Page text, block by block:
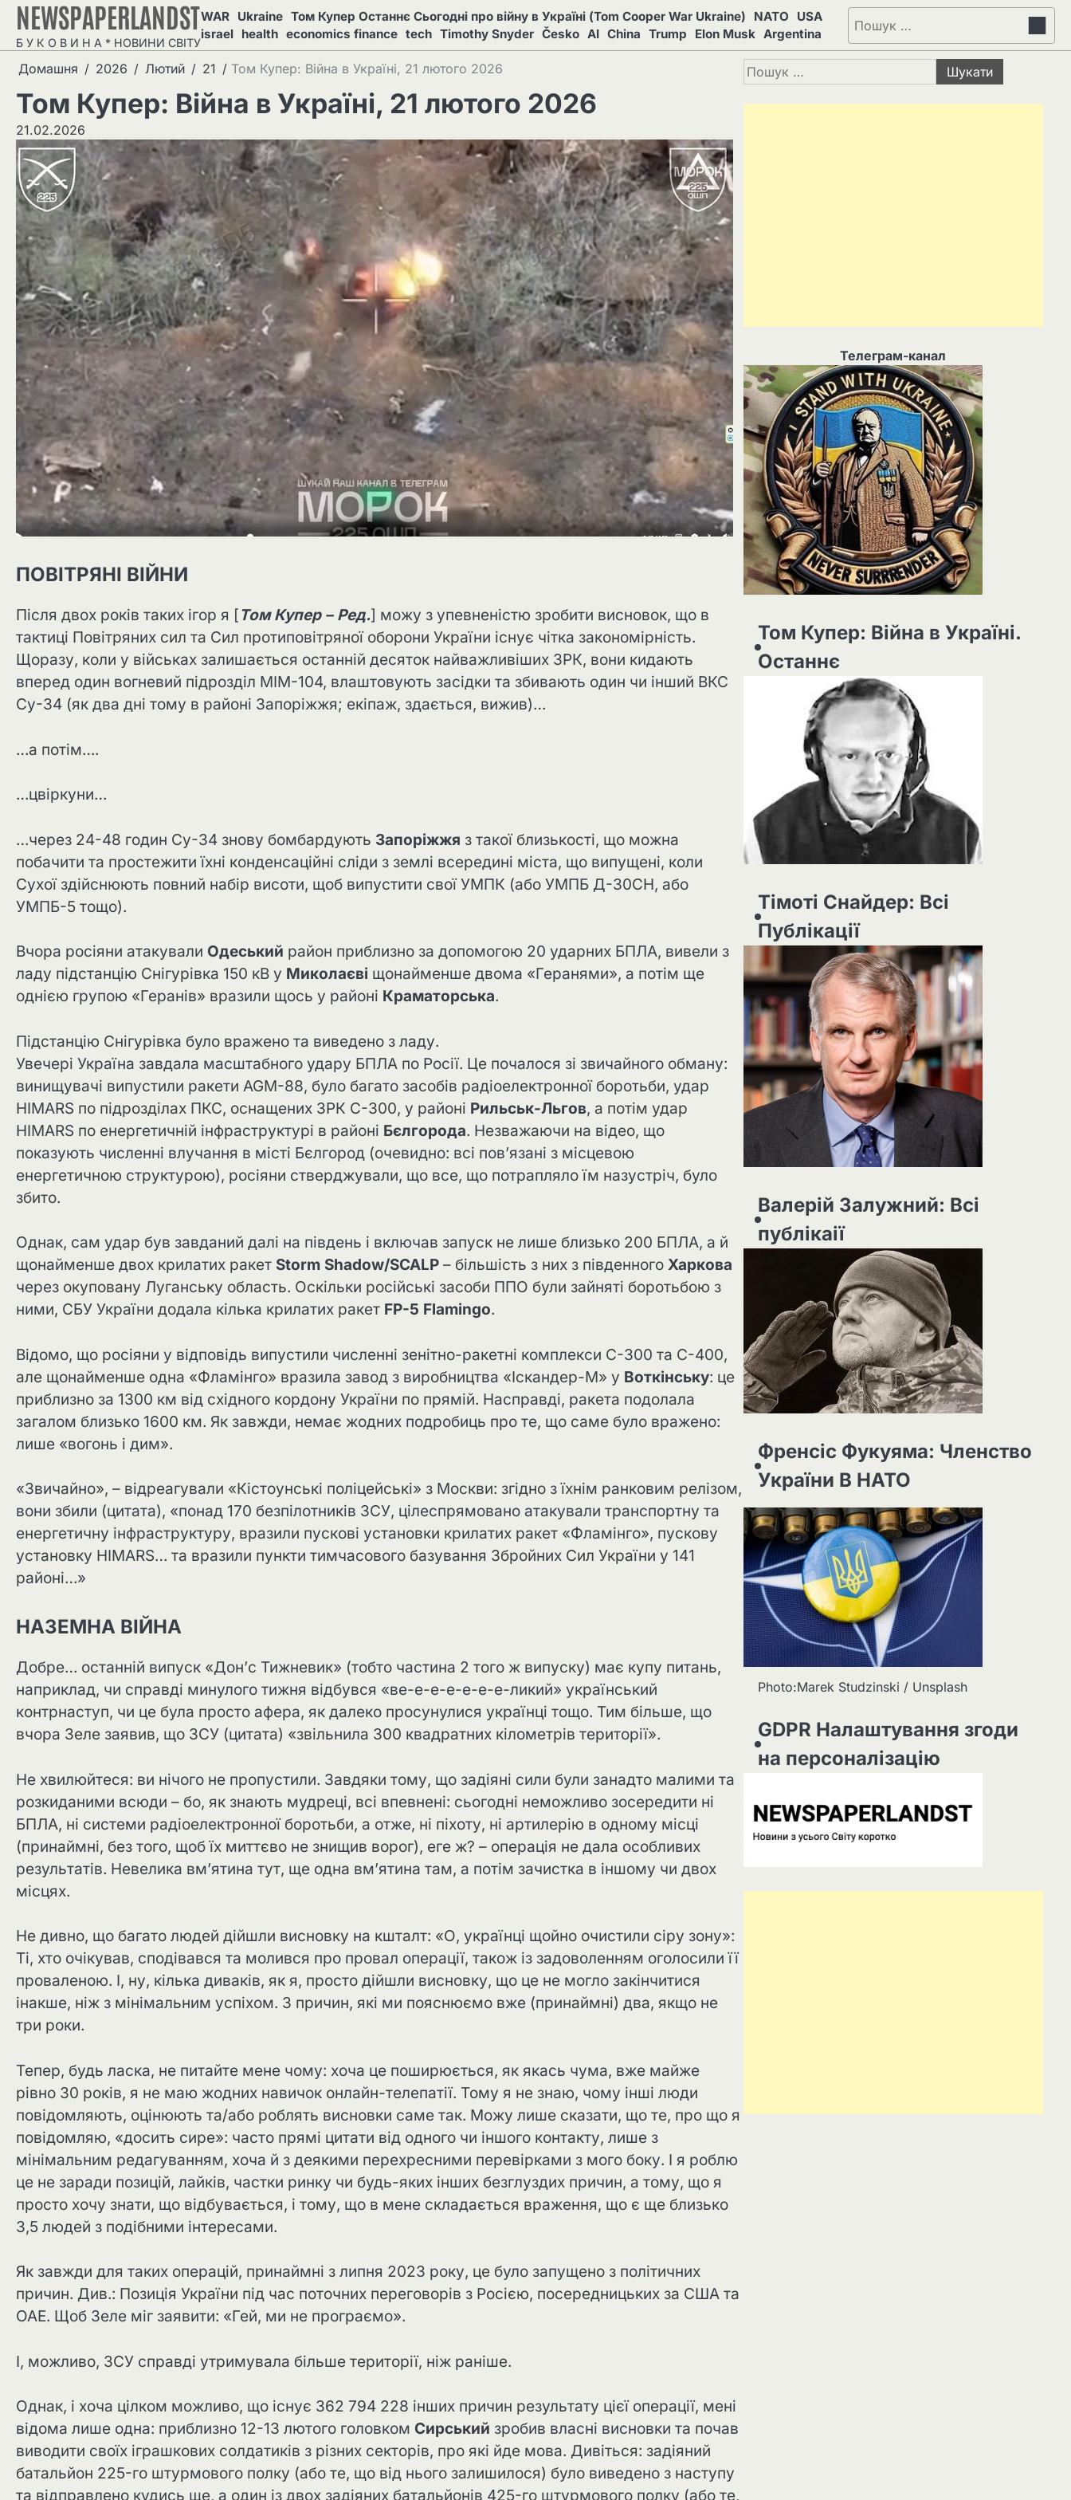
Перейти
вмісту
NEWSPAPERLANDST
Б У К О В И Н А * НОВИНИ СВІТУ
WAR Ukraine Том Купер Останнє Сьогодні про війну в Україні (Tom Cooper War Ukraine) NATO
USA
israel health economics finance tech Timothy Snyder Česko AI China Trump Elon Musk Argentina
Пошук:
Домашня 2026 Лютий 21 Том Купер: Війна в Україні, 21 лютого 2026
Том Купер: Війна в Україні, 21 лютого 2026
21.02.2026
ПОВІТРЯНІ ВІЙНИ
Після двох років таких ігор я [Том Купер – Ред.] можу з упевненістю зробити висновок, що в
тактиці Повітряних сил та Сил протиповітряної оборони України існує чітка закономірність.
Щоразу, коли у військах залишається останній десяток найважливіших ЗРК, вони кидають
вперед один вогневий підрозділ MIM-104, влаштовують засідки та збивають один чи інший ВКС
Су-34 (як два дні тому в районі Запоріжжя; екіпаж, здається, вижив)…
…а потім….
…цвіркуни…
…через 24-48 годин Су-34 знову бомбардують Запоріжжя з такої близькості, що можна
побачити та простежити їхні конденсаційні сліди з землі всередині міста, що випущені, коли
Сухої здійснюють повний набір висоти, щоб випустити свої УМПК (або УМПБ Д-30СН, або
УМПБ-5 тощо).
Вчора росіяни атакували Одеський район приблизно за допомогою 20 ударних БПЛА, вивели з
ладу підстанцію Снігурівка 150 кВ у Миколаєві щонайменше двома «Геранями», а потім ще
однією групою «Геранів» вразили щось у районі Краматорська.
Підстанцію Снігурівка було вражено та виведено з ладу.
Увечері Україна завдала масштабного удару БПЛА по Росії. Це почалося зі звичайного обману:
винищувачі випустили ракети AGM-88, було багато засобів радіоелектронної боротьби, удар
HIMARS по підрозділах ПКС, оснащених ЗРК С-300, у районі Рильськ-Льгов, а потім удар
HIMARS по енергетичній інфраструктурі в районі Бєлгорода. Незважаючи на відео, що
показують численні влучання в місті Бєлгород (очевидно: всі пов’язані з місцевою
енергетичною структурою), росіяни стверджували, що все, що потрапляло їм назустріч, було
збито.
Однак, сам удар був завданий далі на південь і включав запуск не лише близько 200 БПЛА, а й
щонайменше двох крилатих ракет Storm Shadow/SCALP – більшість з них з південного Харкова
через окуповану Луганську область. Оскільки російські засоби ППО були зайняті боротьбою з
ними, СБУ України додала кілька крилатих ракет FP-5 Flamingo.
Відомо, що росіяни у відповідь випустили численні зенітно-ракетні комплекси С-300 та С-400,
але щонайменше одна «Фламінго» вразила завод з виробництва «Іскандер-М» у Воткінську: це
приблизно за 1300 км від східного кордону України по прямій. Насправді, ракета подолала
загалом близько 1600 км. Як завжди, немає жодних подробиць про те, що саме було вражено:
лише «вогонь і дим».
«Звичайно», – відреагували «Кістоунські поліцейські» з Москви: згідно з їхнім ранковим релізом,
вони збили (цитата), «понад 170 безпілотників ЗСУ, цілеспрямовано атакували транспортну та
енергетичну інфраструктуру, вразили пускові установки крилатих ракет «Фламінго», пускову
установку HIMARS… та вразили пункти тимчасового базування Збройних Сил України у 141
районі…»
НАЗЕМНА ВІЙНА
Добре… останній випуск «Дон’с Тижневик» (тобто частина 2 того ж випуску) має купу питань,
наприклад, чи справді минулого тижня відбувся «ве-е-е-е-е-е-е-ликий» український
контрнаступ, чи це була просто афера, як далеко просунулися українці тощо. Тим більше, що
вчора Зеле заявив, що ЗСУ (цитата) «звільнила 300 квадратних кілометрів території».
Не хвилюйтеся: ви нічого не пропустили. Завдяки тому, що задіяні сили були занадто малими та
розкиданими всюди – бо, як знають мудреці, всі впевнені: сьогодні неможливо зосередити ні
БПЛА, ні системи радіоелектронної боротьби, а отже, ні піхоту, ні артилерію в одному місці
(принаймні, без того, щоб їх миттєво не знищив ворог), еге ж? – операція не дала особливих
результатів. Невелика вм’ятина тут, ще одна вм’ятина там, а потім зачистка в іншому чи двох
місцях.
Не дивно, що багато людей дійшли висновку на кшталт: «О, українці щойно очистили сіру зону»:
Ті, хто очікував, сподівався та молився про провал операції, також із задоволенням оголосили її
проваленою. І, ну, кілька диваків, як я, просто дійшли висновку, що це не могло закінчитися
інакше, ніж з мінімальним успіхом. З причин, які ми пояснюємо вже (принаймні) два, якщо не
три роки.
Тепер, будь ласка, не питайте мене чому: хоча це поширюється, як якась чума, вже майже
рівно 30 років, я не маю жодних навичок онлайн-телепатії. Тому я не знаю, чому інші люди
повідомляють, оцінюють та/або роблять висновки саме так. Можу лише сказати, що те, про що я
повідомляю, «досить сире»: часто прямі цитати від одного чи іншого контакту, лише з
мінімальним редагуванням, хоча й з деякими перехресними перевірками з мого боку. І я роблю
це не заради позицій, лайків, частки ринку чи будь-яких інших безглуздих причин, а тому, що я
просто хочу знати, що відбувається, і тому, що в мене складається враження, що є ще близько
3,5 людей з подібними інтересами.
Як завжди для таких операцій, принаймні з липня 2023 року, це було запущено з політичних
причин. Див.: Позиція України під час поточних переговорів з Росією, посередницьких за США та
ОАЕ. Щоб Зеле міг заявити: «Гей, ми не програємо».
І, можливо, ЗСУ справді утримувала більше території, ніж раніше.
Однак, і хоча цілком можливо, що існує 362 794 228 інших причин результату цієї операції, мені
відома лише одна: приблизно 12-13 лютого головком Сирський зробив власні висновки та почав
виводити своїх іграшкових солдатиків з різних секторів, про які йде мова. Дивіться: задіяний
батальйон 225-го штурмового полку (або те, що від нього залишилося) було виведено з наступу
та відправлено кудись ще, а один із двох задіяних батальйонів 425-го штурмового полку (або те,
Пошук:
Телеграм-канал
Том Купер: Війна в Україні.
Останнє
Тімоті Снайдер: Всі
Публікації
Валерій Залужний: Всі
публікаії
Френсіс Фукуяма: Членство
України В НАТО
Photo:Marek Studzinski / Unsplash
GDPR Налаштування згоди
на персоналізацію